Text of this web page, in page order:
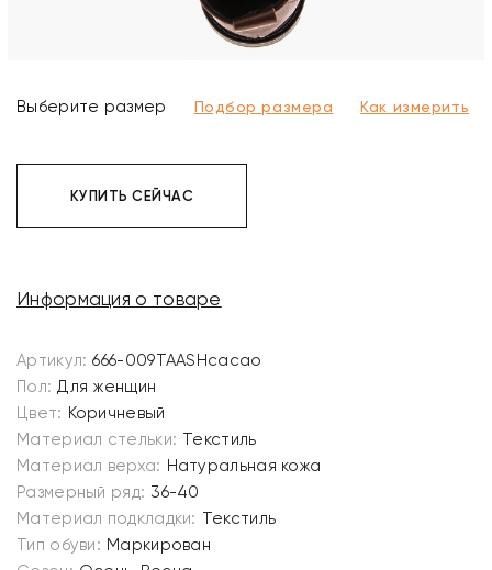
Выберите размер Подбор размера Как измерить
КУПИТЬ СЕЙЧАС
Информация о товаре
Артикул: 666-009TAASHcacao
Пол: Для женщин
Цвет: Коричневый
Материал стельки: Текстиль
Материал верха: Натуральная кожа
Размерный ряд: 36-40
Материал подкладки: Текстиль
Тип обуви: Маркирован